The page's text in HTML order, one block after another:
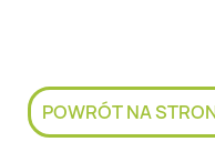
POWRÓT NA